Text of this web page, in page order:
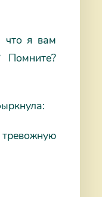
что я вам